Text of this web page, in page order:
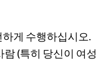
게 수행하십시오.
(특히 당신이 여성